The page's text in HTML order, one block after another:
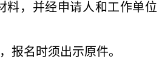
料，并经申请人和工作单位
报名时须出示原件。